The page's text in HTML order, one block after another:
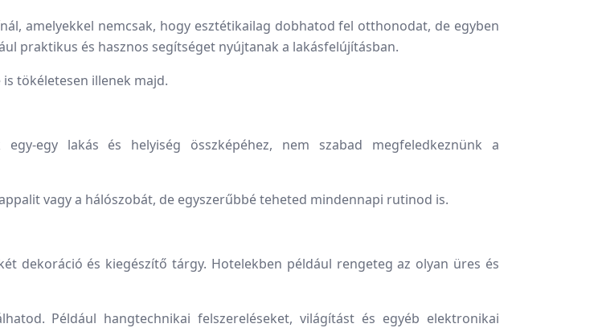
amelyekkel nemcsak, hogy esztétikailag dobhatod fel otthonodat, de egyben
praktikus és hasznos segítséget nyújtanak a lakásfelújításban.
tökéletesen illenek majd.
egy lakás és helyiség összképéhez, nem szabad megfeledkeznünk a
vagy a hálószobát, de egyszerűbbé teheted mindennapi rutinod is.
dekoráció és kiegészítő tárgy. Hotelekben például rengeteg az olyan üres és
Például hangtechnikai felszereléseket, világítást és egyéb elektronikai